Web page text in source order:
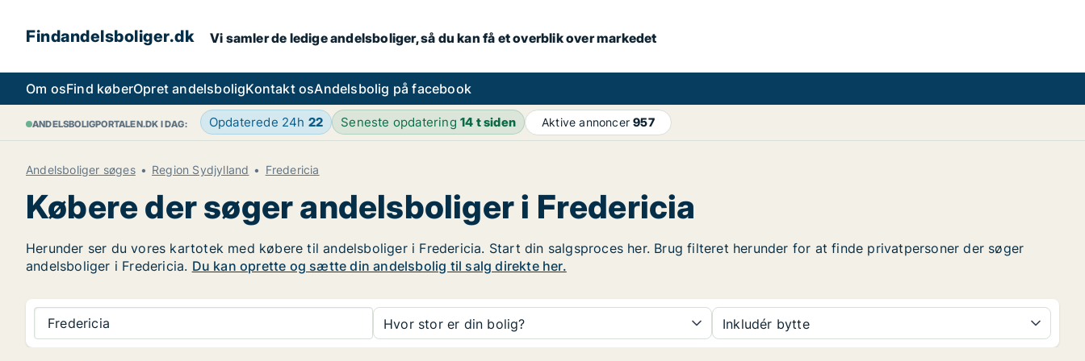
Findandelsboliger.dk Vi samler de ledige andelsboliger, så du kan få et overblik over markedet
Om osFind køberOpret andelsboligKontakt osAndelsbolig på facebook
ANDELSBOLIGPORTALEN.DK I DAG: Opdaterede 24h 22 Seneste opdatering14 t siden Aktive annoncer957
Andelsboliger søges Region Sydjylland Fredericia
Købere der søger andelsboliger i Fredericia
Herunder ser du vores kartotek med købere til andelsboliger i Fredericia. Start din salgsproces her. Brug filteret herunder for at finde privatpersoner der søger
andelsboliger i Fredericia. Du kan oprette og sætte din andelsbolig til salg direkte her.
Fredericia Hvor stor er din bolig? Inkludér bytte